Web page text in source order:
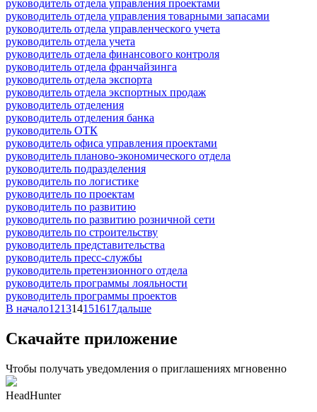
руководитель отдела управления проектами
руководитель отдела управления товарными запасами
руководитель отдела управленческого учета
руководитель отдела учета
руководитель отдела финансового контроля
руководитель отдела франчайзинга
руководитель отдела экспорта
руководитель отдела экспортных продаж
руководитель отделения
руководитель отделения банка
руководитель ОТК
руководитель офиса управления проектами
руководитель планово-экономического отдела
руководитель подразделения
руководитель по логистике
руководитель по проектам
руководитель по развитию
руководитель по развитию розничной сети
руководитель по строительству
руководитель представительства
руководитель пресс-службы
руководитель претензионного отдела
руководитель программы лояльности
руководитель программы проектов
В начало121314151617дальше
Скачайте приложение
Чтобы получать уведомления о приглашениях мгновенно
HeadHunter